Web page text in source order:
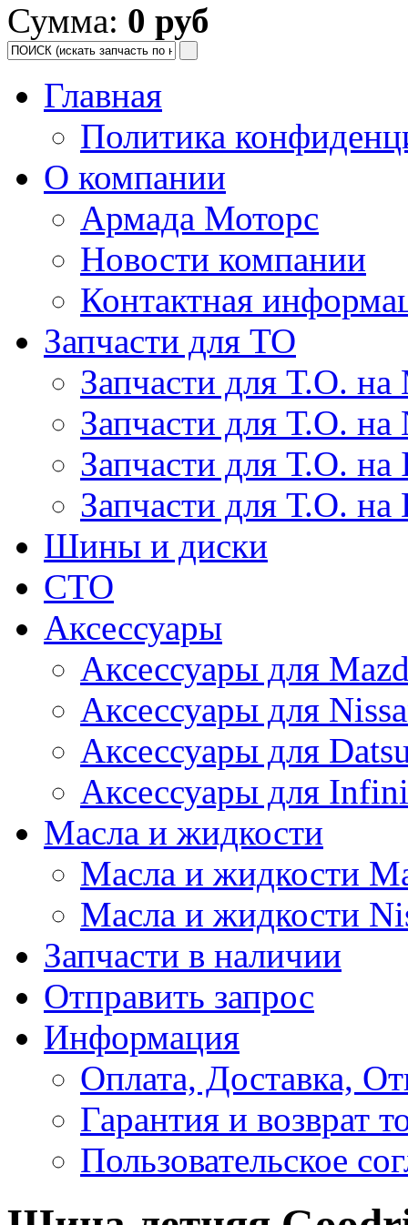
Сумма: 0 руб
Главная
Политика
О компании
Армада Моторс
Новости компании
Контактная
Запчасти для ТО
Запчасти для Т.О. на
Запчасти для Т.О. на
Запчасти для Т.О.
Запчасти для Т.О. на
Шины и диски
СТО
Аксессуары
Аксессуары для
Аксессуары для
Аксессуары для
Аксессуары для
Масла и жидкости
Масла и жидкости
Масла и жидкости
Запчасти в наличии
Отправить запрос
Информация
Оплата, Доставка,
Гарантия и возврат
Пользовательское